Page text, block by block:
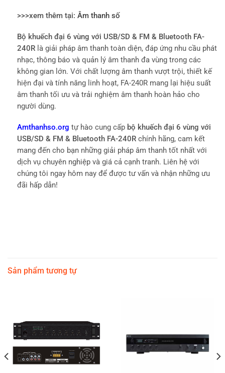
>>>xem thêm tại: Âm thanh số
Bộ khuếch đại 6 vùng với USB/SD & FM & Bluetooth FA-
240Rlà giải pháp âm thanh toàn diện, đáp ứng nhu cầu phát
nhạc, thông báo và quản lý âm thanh đa vùng trong các
không gian lớn. Với chất lượng âm thanh vượt trội, thiết kế
hiện đại và tính năng linh hoạt, FA-240R mang lại hiệu suất
âm thanh tối ưu và trải nghiệm âm thanh hoàn hảo cho
người dùng.
Amthanhso.org tự hào cung cấp bộ khuếch đại 6 vùng với
USB/SD & FM & Bluetooth FA-240Rchính hãng, cam kết
mang đến cho bạn những giải pháp âm thanh tốt nhất với
dịch vụ chuyên nghiệp và giá cả cạnh tranh. Liên hệ với
chúng tôi ngay hôm nay để được tư vấn và nhận những ưu
đãi hấp dẫn!
Sản phẩm tương tự